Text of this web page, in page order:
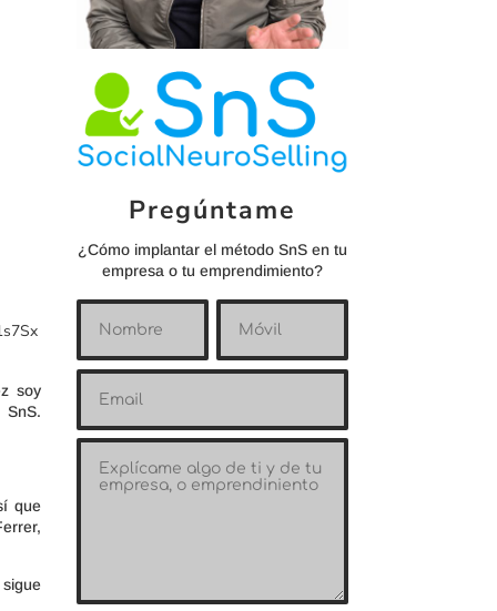
soy
SnS.
que
Pregúntame
¿Cómo implantar el método SnS en tu
empresa o tu emprendimiento?